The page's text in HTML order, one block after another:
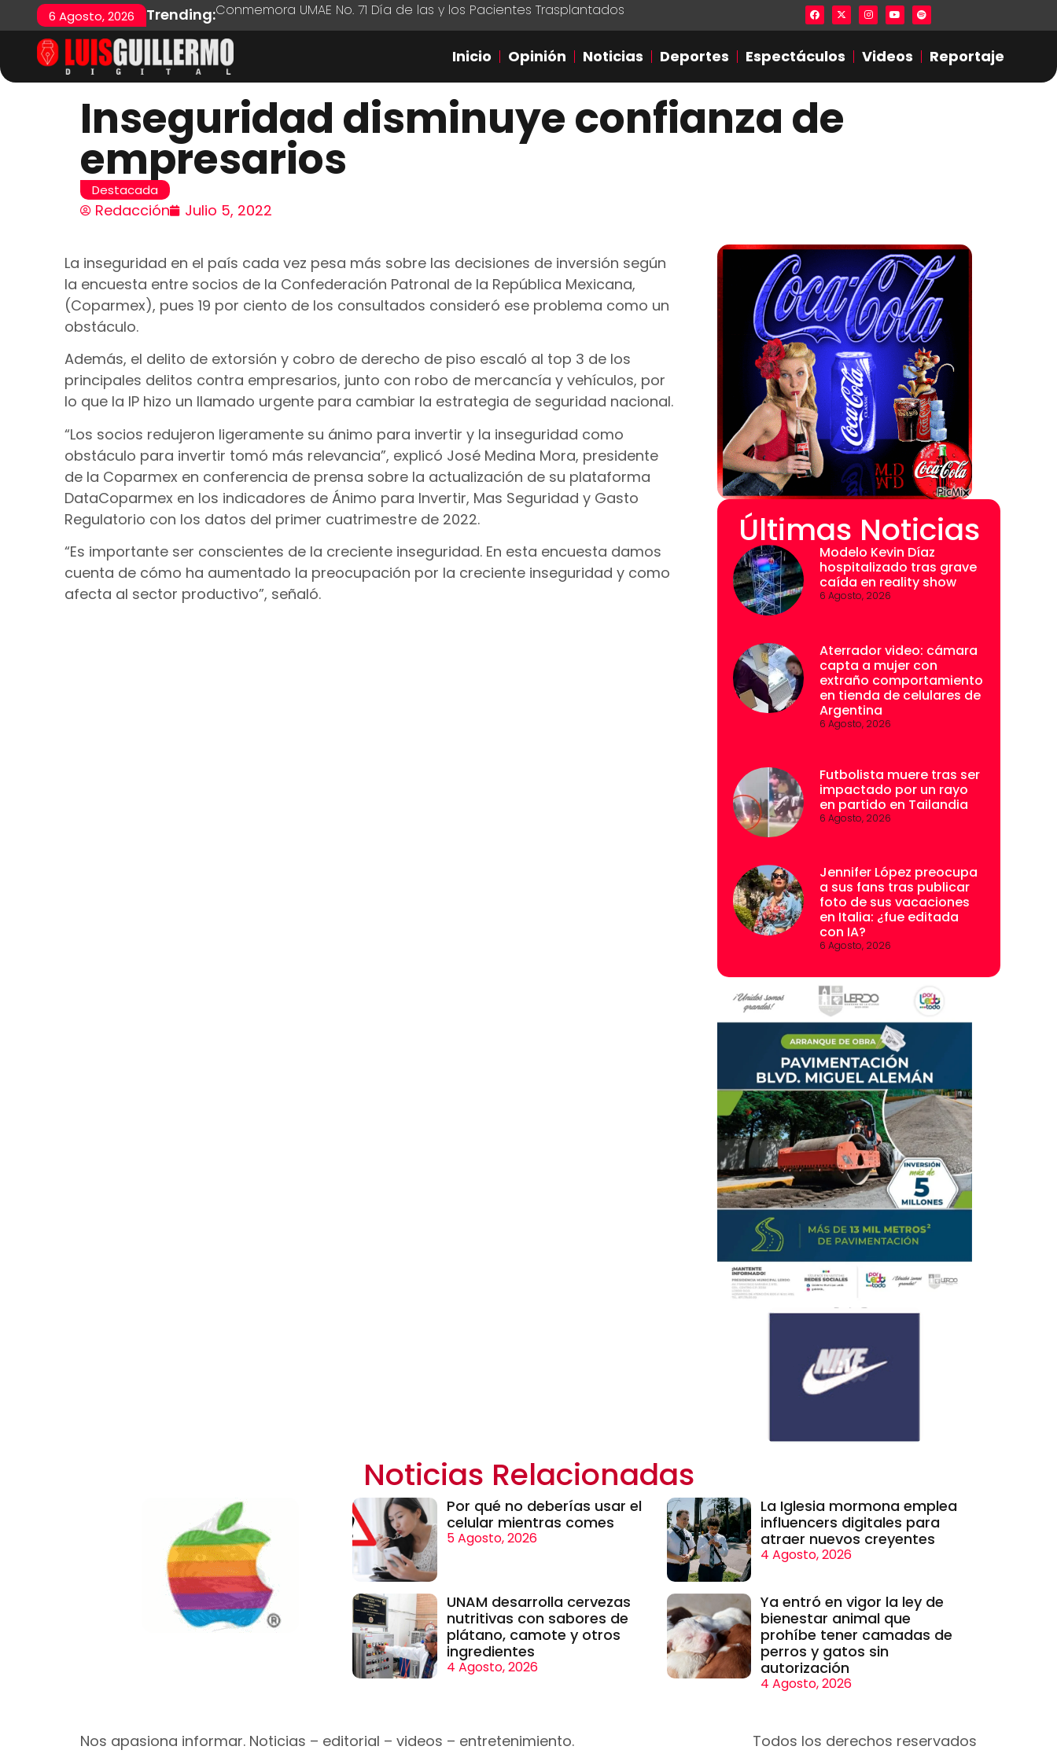
6 Agosto, 2026 Trending:Conmemora UMAE No. 71 Día de las y los Pacientes Trasplantados Lista en excel expone presuntas
Inicio Opinión Noticias Deportes Espectáculos Videos Reportaje
Inseguridad disminuye confianza de
empresarios
Destacada
Redacción Julio 5, 2022
La inseguridad en el país cada vez pesa más sobre las decisiones de inversión según
la encuesta entre socios de la Confederación Patronal de la República Mexicana,
(Coparmex), pues 19 por ciento de los consultados consideró ese problema como un
obstáculo.
Además, el delito de extorsión y cobro de derecho de piso escaló al top 3 de los
principales delitos contra empresarios, junto con robo de mercancía y vehículos, por
lo que la IP hizo un llamado urgente para cambiar la estrategia de seguridad nacional.
“Los socios redujeron ligeramente su ánimo para invertir y la inseguridad como
obstáculo para invertir tomó más relevancia”, explicó José Medina Mora, presidente
de la Coparmex en conferencia de prensa sobre la actualización de su plataforma
DataCoparmex en los indicadores de Ánimo para Invertir, Mas Seguridad y Gasto
Regulatorio con los datos del primer cuatrimestre de 2022.
“Es importante ser conscientes de la creciente inseguridad. En esta encuesta damos
cuenta de cómo ha aumentado la preocupación por la creciente inseguridad y como
afecta al sector productivo”, señaló.
Últimas Noticias
Modelo Kevin Díaz
hospitalizado tras grave
caída en reality show
6 Agosto, 2026
Aterrador video: cámara
capta a mujer con
extraño comportamiento
en tienda de celulares de
Argentina
6 Agosto, 2026
Futbolista muere tras ser
impactado por un rayo
en partido en Tailandia
6 Agosto, 2026
Jennifer López preocupa
a sus fans tras publicar
foto de sus vacaciones
en Italia: ¿fue editada
con IA?
6 Agosto, 2026
Noticias Relacionadas
Por qué no deberías usar el
celular mientras comes
5 Agosto, 2026
La Iglesia mormona emplea
influencers digitales para
atraer nuevos creyentes
4 Agosto, 2026
UNAM desarrolla cervezas
nutritivas con sabores de
plátano, camote y otros
ingredientes
4 Agosto, 2026
Ya entró en vigor la ley de
bienestar animal que
prohíbe tener camadas de
perros y gatos sin
autorización
4 Agosto, 2026
Nos apasiona informar. Noticias – editorial – videos – entretenimiento. Todos los derechos reservados